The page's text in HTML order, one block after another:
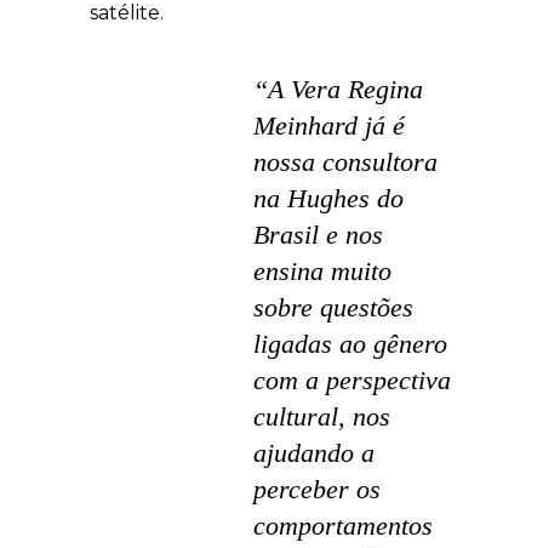
satélite.
“A Vera Regina
Meinhard já é
nossa consultora
na Hughes do
Brasil e nos
ensina muito
sobre questões
ligadas ao gênero
com a perspectiva
cultural, nos
ajudando a
perceber os
comportamentos